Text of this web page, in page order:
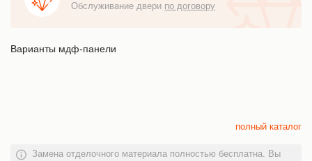
Обслуживание двери по договору
Варианты мдф-панели
полный каталог
Замена отделочного материала полностью бесплатна. Вы